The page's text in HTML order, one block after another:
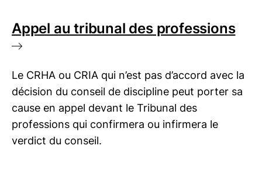
Appel au tribunal des professions
Le CRHA ou CRIA qui n’est pas d’accord avec la
décision du conseil de discipline peut porter sa
cause en appel devant le Tribunal des
professions qui confirmera ou infirmera le
verdict du conseil.